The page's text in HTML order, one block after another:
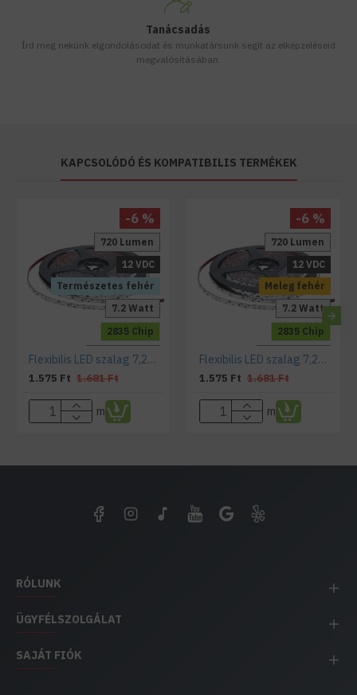
Tanácsadás
Írd meg nekünk elgondolásodat és munkatársunk segít az elképzeléseid
megvalósításában.
KAPCSOLÓDÓ ÉS KOMPATIBILIS TERMÉKEK
Természetes fehér
2835 Chip
IP20 Beltéri
720 Lumen
12 VDC
Dimmelhető
7.2 Watt
-6 %
Flexibilis LED szalag 7,2W/m 4500K
1.575 Ft 1.681 Ft
m
Meleg fehér
2835 Chip
IP20 Beltéri
720 Lumen
12 VDC
Dimmelhető
7.2 Watt
-6 %
Flexibilis LED szalag 7,2W/m 3000K
1.575 Ft 1.681 Ft
m
RÓLUNK
ÜGYFÉLSZOLGÁLAT
SAJÁT FIÓK